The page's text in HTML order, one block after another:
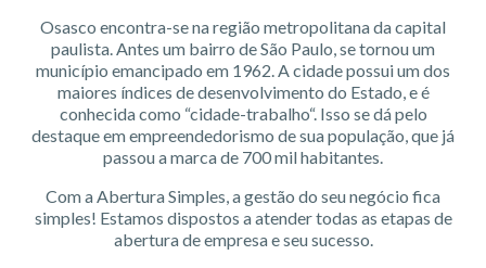
Osasco encontra-se na região metropolitana da capital
paulista. Antes um bairro de São Paulo, se tornou um
município emancipado em 1962. A cidade possui um dos
maiores índices de desenvolvimento do Estado, e é
conhecida como “cidade-trabalho“. Isso se dá pelo
destaque em empreendedorismo de sua população, que já
passou a marca de 700 mil habitantes.
Com a Abertura Simples, a gestão do seu negócio fica
simples! Estamos dispostos a atender todas as etapas de
abertura de empresa e seu sucesso.